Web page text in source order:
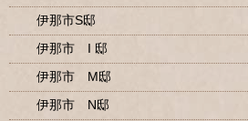
伊那市S邸
伊那市 I 邸
伊那市 M邸
伊那市 N邸